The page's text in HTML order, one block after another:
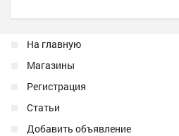
На главную
Магазины
Регистрация
Статьи
Добавить объявление